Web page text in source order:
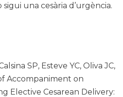
una cesària d’urgència.
SP, Esteve YC, Oliva JC,
Accompaniment on
Elective Cesarean Delivery: